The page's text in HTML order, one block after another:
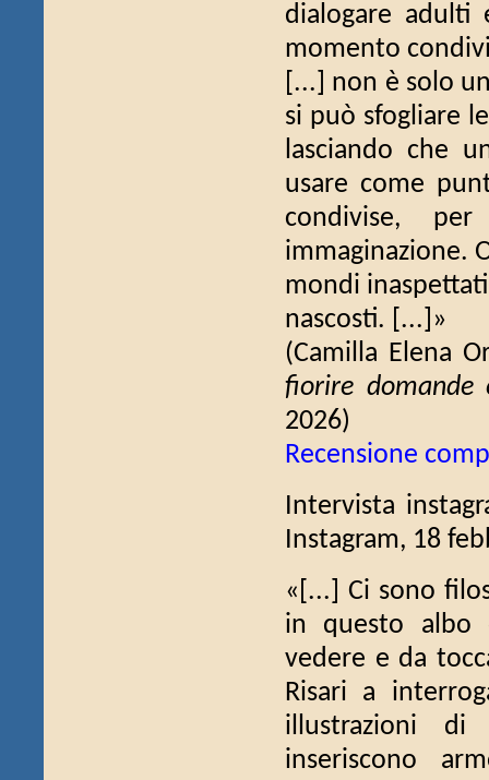
dialogare
momento
[...] non è solo
si può sfogliare
lasciando che
usare come
condivise,
immaginazione.
mondi
nascosti. [...]»
(Camilla Elena
fiorire domande
2026)
Recensione
Intervista
Instagram, 18
«[...] Ci sono
in questo albo
vedere e da
Risari a
illustrazioni di
inseriscono